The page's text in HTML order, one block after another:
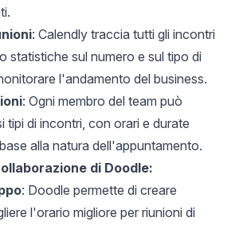
: Calendly traccia tutti gli incontri
statistiche sul numero e sul tipo di
l'andamento del business.
: Ogni membro del team può
tipi di incontri, con orari e durate
alla natura dell'appuntamento.
di Doodle:
: Doodle permette di creare
l'orario migliore per riunioni di